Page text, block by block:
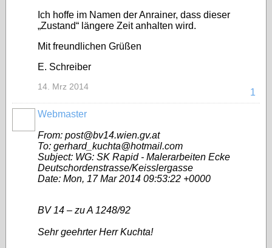
Ich hoffe im Namen der Anrainer, dass dieser
„Zustand“ längere Zeit anhalten wird.
Mit freundlichen Grüßen
E. Schreiber
1
14. Mrz 2014
Webmaster
From: post@bv14.wien.gv.at
To: gerhard_kuchta@hotmail.com
Subject: WG: SK Rapid - Malerarbeiten Ecke
Deutschordenstrasse/Keisslergasse
Date: Mon, 17 Mar 2014 09:53:22 +0000
BV 14 – zu A 1248/92
Sehr geehrter Herr Kuchta!